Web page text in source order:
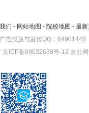
们 - 网站地图 - 院校地图 - 最
告投放与宣传QQ：64901448
京ICP备09032638号-12 京公